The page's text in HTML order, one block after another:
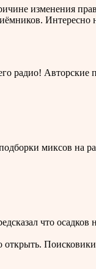
изменения
Интересно
радио!
миксов на
что
открыть.